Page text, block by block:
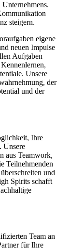
steigern.
eigene
neuen Impulse
Aufgaben
Unsere
der
und der
Ihre
Unsere
aus Teamwork,
Teilnehmenden
und
Spirits schafft
Team an
für Ihre